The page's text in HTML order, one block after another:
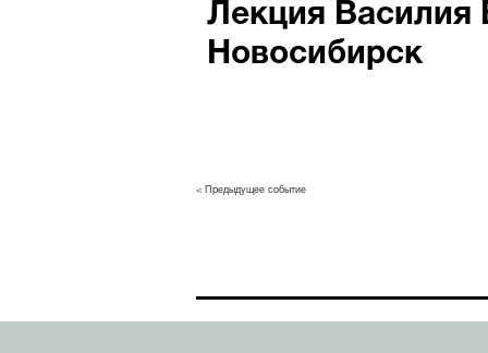
Лекция Василия
Новосибирск
< Предыдущее событие